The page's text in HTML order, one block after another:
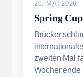
20. MAI 2026
Spring
zweiten Mal
Wochenende